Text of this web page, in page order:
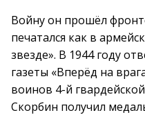
Войну он прошёл
печатался как в
звезде». В 1944 году
газеты «Вперёд на
воинов 4-й
Скорбин получил